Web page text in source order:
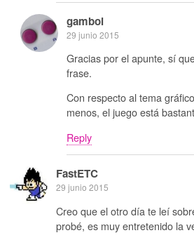
gamboi
29 junio 2015
Gracias por el apunte, sí
frase.
Con respecto al tema
menos, el juego está
Reply
FastETC
29 junio 2015
Creo que el otro día te leí
probé, es muy entretenido la